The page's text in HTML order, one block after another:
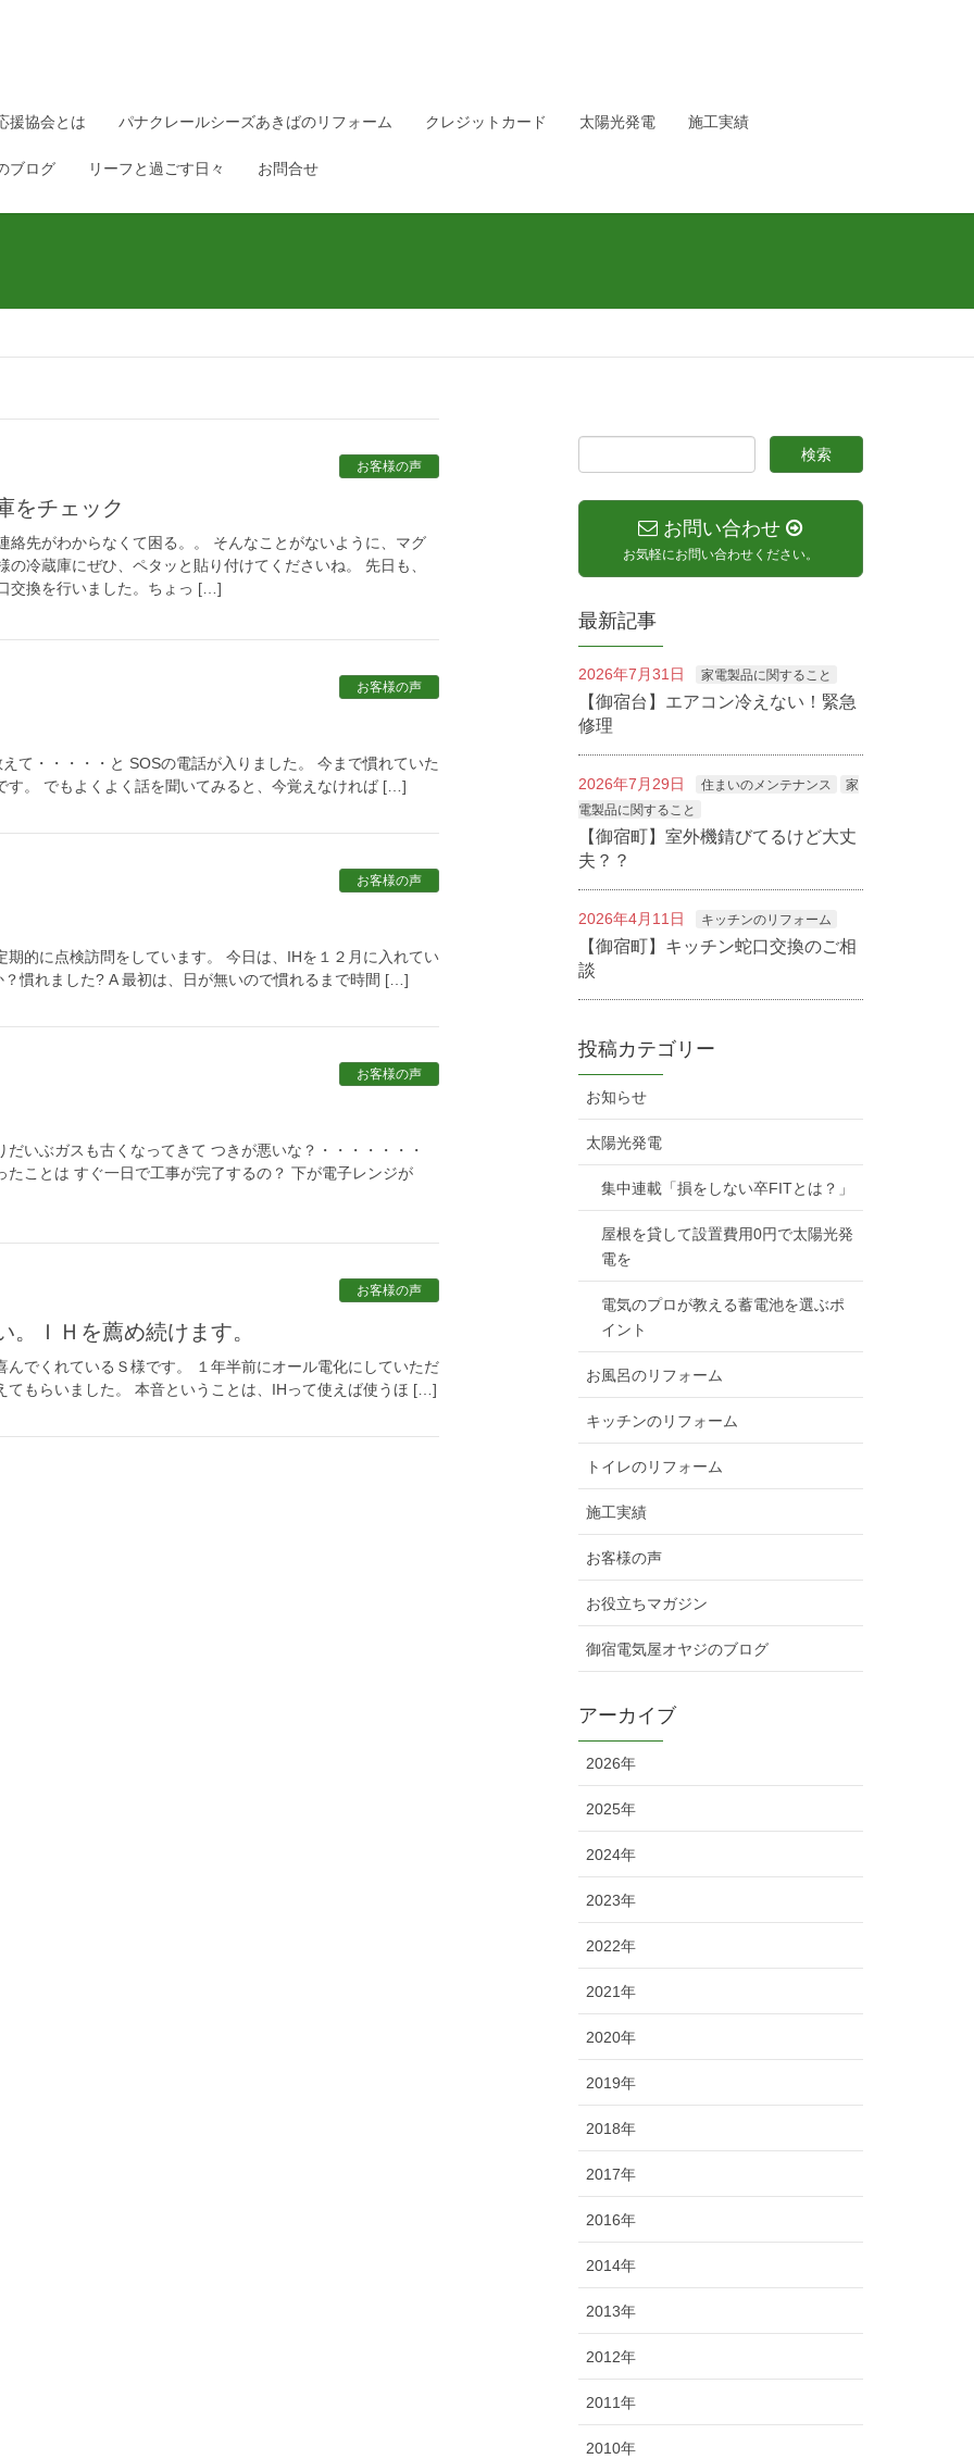
援協会とは パナクレールシーズあきばのリフォーム クレジットカード 太陽光発電 施工実績
ブログ リーフと過ごす日々 お問合せ
お客様の声
をチェック
絡先がわからなくて困る。。 そんなことがないように、マグ
の冷蔵庫にぜひ、ペタッと貼り付けてくださいね。 先日も、
交換を行いました。ちょっ […]
お客様の声
て・・・・・と SOSの電話が入りました。 今まで慣れていた
す。 でもよくよく話を聞いてみると、今覚えなければ […]
お客様の声
的に点検訪問をしています。 今日は、IHを１２月に入れてい
慣れました? A 最初は、日が無いので慣れるまで時間 […]
お客様の声
いぶガスも古くなってきて つきが悪いな？・・・・・・・
ことは すぐ一日で工事が完了するの？ 下が電子レンジが
お客様の声
。ＩＨを薦め続けます。
でくれているＳ様です。 １年半前にオール電化にしていただ
てもらいました。 本音ということは、IHって使えば使うほ […]
お問い合わせ
お気軽にお問い合わせください。
最新記事
2026年7月31日 家電製品に関すること
【御宿台】エアコン冷えない！緊急
修理
2026年7月29日 住まいのメンテナンス
家
電製品に関すること
【御宿町】室外機錆びてるけど大丈
夫？？
2026年4月11日 キッチンのリフォーム
【御宿町】キッチン蛇口交換のご相
談
投稿カテゴリー
お知らせ
太陽光発電
集中連載「損をしない卒FITとは？」
屋根を貸して設置費用0円で太陽光発
電を
電気のプロが教える蓄電池を選ぶポ
イント
お風呂のリフォーム
キッチンのリフォーム
トイレのリフォーム
施工実績
お客様の声
お役立ちマガジン
御宿電気屋オヤジのブログ
アーカイブ
2026年
2025年
2024年
2023年
2022年
2021年
2020年
2019年
2018年
2017年
2016年
2014年
2013年
2012年
2011年
2010年